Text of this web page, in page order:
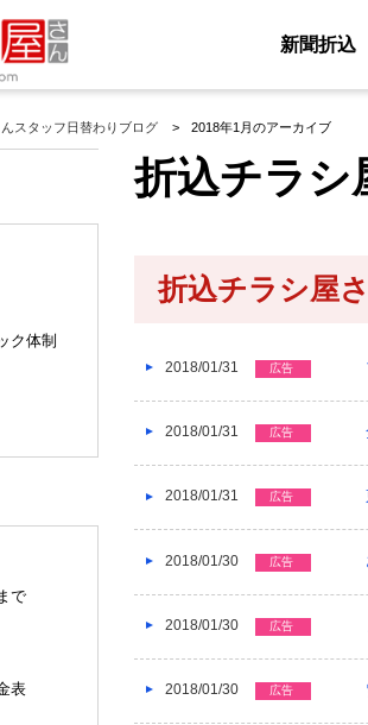
新聞折込
スタッフ日替わりブログ 2018年1月のアーカイブ
折込チラシ
折込チラシ屋
2018/01/31 広告
2018/01/31 広告
2018/01/31 広告
2018/01/30 広告
2018/01/30 広告
2018/01/30 広告
ク体制
で
表